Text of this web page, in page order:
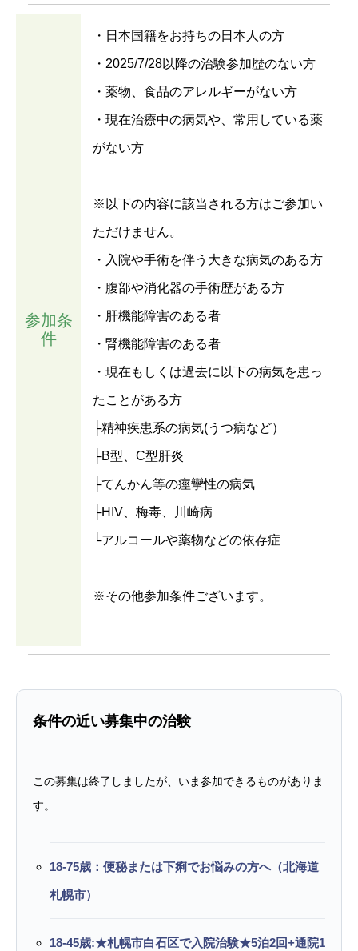
参加条
件
・日本国籍をお持ちの日本人の方
・2025/7/28以降の治験参加歴のない方
・薬物、食品のアレルギーがない方
・現在治療中の病気や、常用している薬
がない方
※以下の内容に該当される方はご参加い
ただけません。
・入院や手術を伴う大きな病気のある方
・腹部や消化器の手術歴がある方
・肝機能障害のある者
・腎機能障害のある者
・現在もしくは過去に以下の病気を患っ
たことがある方
├精神疾患系の病気(うつ病など）
├B型、C型肝炎
├てんかん等の痙攣性の病気
├HIV、梅毒、川崎病
└アルコールや薬物などの依存症
※その他参加条件ございます。
条件の近い募集中の治験
この募集は終了しましたが、いま参加できるものがありま
す。
18-75歳：便秘または下痢でお悩みの方へ（北海道
札幌市）
18-45歳:★札幌市白石区で入院治験★5泊2回+通院1